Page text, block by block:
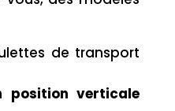
de transport
position verticale